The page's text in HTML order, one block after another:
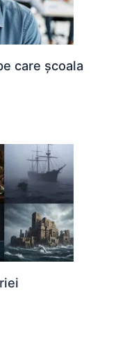
care școala